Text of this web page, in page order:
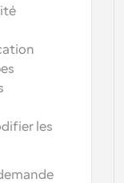
les